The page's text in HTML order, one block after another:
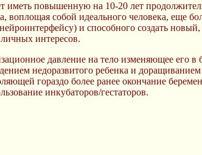
иметь повышенную на 10-20 лет
воплощая собой идеального человека, еще
и способного создать
интересов.
давление на тело изменяющее его
недоразвитого ребенка и
гораздо более ранее окончание
инкубаторов/гестаторов.